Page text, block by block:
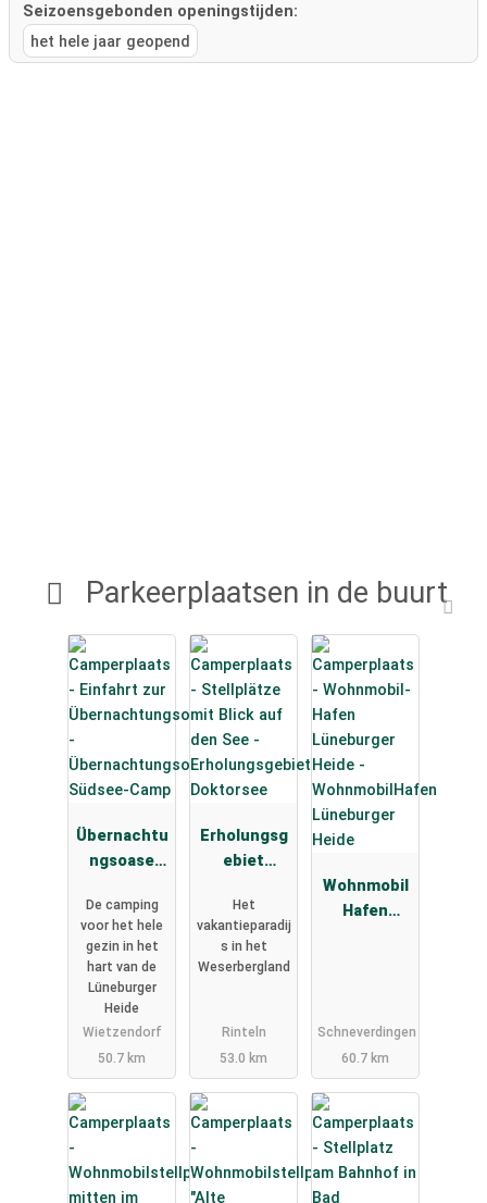
Seizoensgebonden openingstijden:
het hele jaar geopend
Parkeerplaatsen in de buurt
Übernachtu
ngsoase
Camp
De camping
voor het hele
gezin in het
hart van de
Lüneburger
Heide
Wietzendorf
50.7 km
Erholungsg
ebiet
Het
vakantieparadij
s in het
Weserbergland
Rinteln
53.0 km
Wohnmobil
Hafen
Schneverdingen
60.7 km